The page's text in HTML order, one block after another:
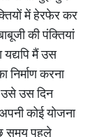
में हेरफेर कर
की पंक्तियां
यद्यपि मैं उस
निर्माण करना
उसे उस दिन
कोई योजना